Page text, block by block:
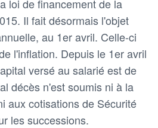
loi de financement de la
Il fait désormais l'objet
au 1er avril. Celle-ci
l'inflation. Depuis le 1er avril
versé au salarié est de
décès n'est soumis ni à la
aux cotisations de Sécurité
les successions.